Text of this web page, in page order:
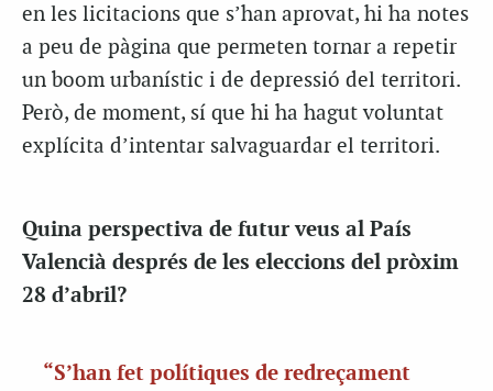
en les licitacions que s’han aprovat, hi ha notes
a peu de pàgina que permeten tornar a repetir
un boom urbanístic i de depressió del territori.
Però, de moment, sí que hi ha hagut voluntat
explícita d’intentar salvaguardar el territori.
Quina perspectiva de futur veus al País
Valencià després de les eleccions del pròxim
28 d’abril?
“S’han fet polítiques de redreçament